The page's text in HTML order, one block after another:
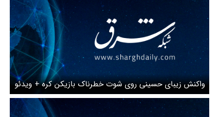
واکنش زیبای حسینی روی شوت خطرناک بازیکن کره + ویدئو